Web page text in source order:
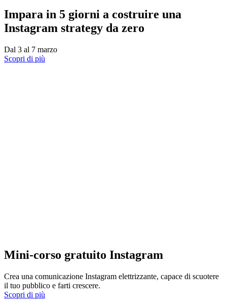
Impara in 5 giorni a costruire una
Instagram strategy da zero
Dal 3 al 7 marzo
Scopri di più
Mini-corso gratuito Instagram
Crea una comunicazione Instagram elettrizzante, capace di scuotere
il tuo pubblico e farti crescere.
Scopri di più